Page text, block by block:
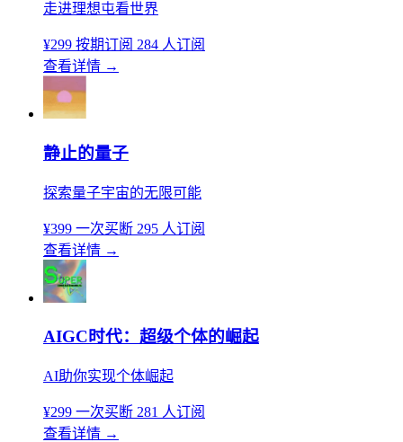
走进理想屯看世界
¥299 按期订阅 284 人订阅
查看详情 →
静止的量子
探索量子宇宙的无限可能
¥399 一次买断 295 人订阅
查看详情 →
AIGC时代：超级个体的崛起
AI助你实现个体崛起
¥299 一次买断 281 人订阅
查看详情 →